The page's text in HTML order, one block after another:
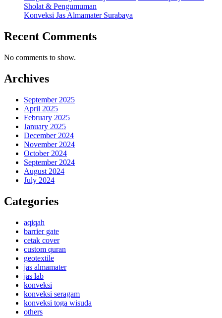
Sholat & Pengumuman
Konveksi Jas Almamater Surabaya
Recent Comments
No comments to show.
Archives
September 2025
April 2025
February 2025
January 2025
December 2024
November 2024
October 2024
September 2024
August 2024
July 2024
Categories
aqiqah
barrier gate
cetak cover
custom quran
geotextile
jas almamater
jas lab
konveksi
konveksi seragam
konveksi toga wisuda
others